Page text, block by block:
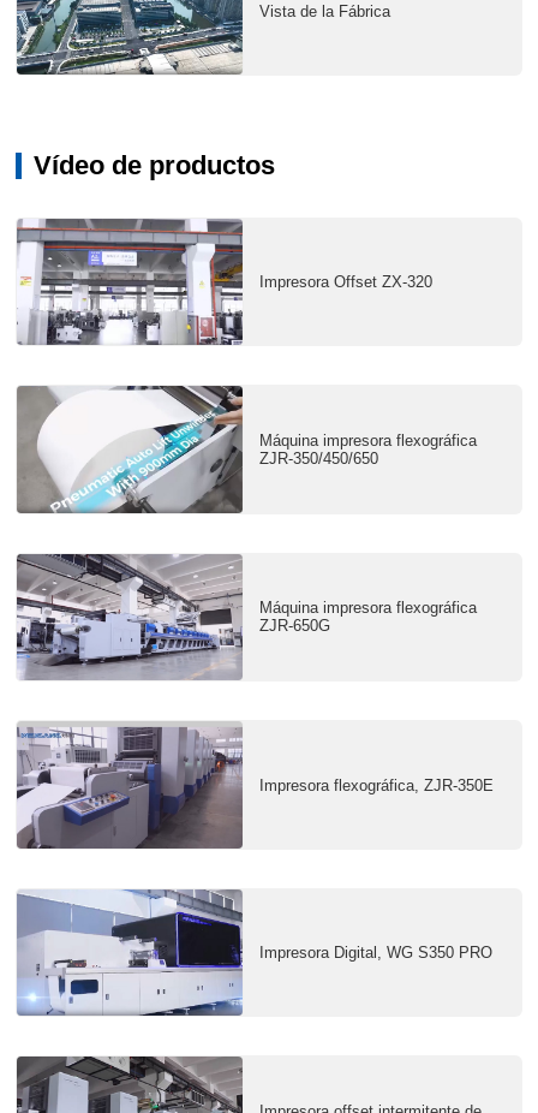
Vista de la Fábrica
Vídeo de productos
Impresora Offset ZX-320
Máquina impresora flexográfica
ZJR-350/450/650
Máquina impresora flexográfica
ZJR-650G
Impresora flexográfica, ZJR-350E
Impresora Digital, WG S350 PRO